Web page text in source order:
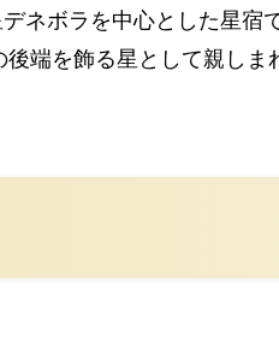
ネボラを中心とした星宿
端を飾る星として親しま